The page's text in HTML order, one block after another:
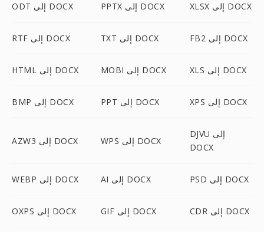
ODT إلى DOCX PPTX إلى DOCX XLSX إلى DOCX
RTF إلى DOCX TXT إلى DOCX FB2 إلى DOCX
HTML إلى DOCX MOBI إلى DOCX XLS إلى DOCX
BMP إلى DOCX PPT إلى DOCX XPS إلى DOCX
AZW3 إلى DOCX WPS إلى DOCX
DJVU إلى
DOCX
WEBP إلى DOCX AI إلى DOCX PSD إلى DOCX
OXPS إلى DOCX GIF إلى DOCX CDR إلى DOCX